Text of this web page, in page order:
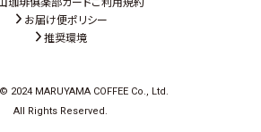
お届け便ポリシー
推奨環境
2024 MARUYAMA COFFEE Co., Ltd.
All Rights Reserved.